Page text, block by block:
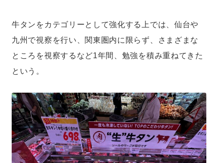
牛タンをカテゴリーとして強化する上では、仙台や
九州で視察を行い、関東圏内に限らず、さまざまな
ところを視察するなど1年間、勉強を積み重ねてきた
という。